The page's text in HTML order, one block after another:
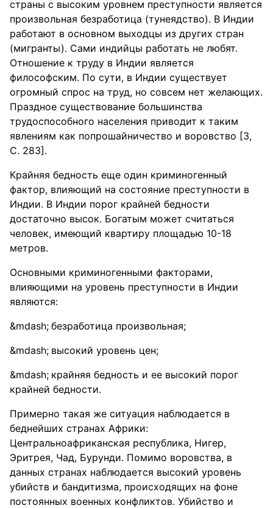
страны с высоким уровнем преступности является
произвольная безработица (тунеядство). В Индии
работают в основном выходцы из других стран
(мигранты). Сами индийцы работать не любят.
Отношение к труду в Индии является
философским. По сути, в Индии существует
огромный спрос на труд, но совсем нет желающих.
Праздное существование большинства
трудоспособного населения приводит к таким
явлениям как попрошайничество и воровство [3,
С. 283].
Крайняя бедность еще один криминогенный
фактор, влияющий на состояние преступности в
Индии. В Индии порог крайней бедности
достаточно высок. Богатым может считаться
человек, имеющий квартиру площадью 10-18
метров.
Основными криминогенными факторами,
влияющими на уровень преступности в Индии
являются:
безработица произвольная;
высокий уровень цен;
крайняя бедность и ее высокий порог
крайней бедности.
Примерно такая же ситуация наблюдается в
беднейших странах Африки:
Центральноафриканская республика, Нигер,
Эритрея, Чад, Бурунди. Помимо воровства, в
данных странах наблюдается высокий уровень
убийств и бандитизма, происходящих на фоне
постоянных военных конфликтов. Убийство и